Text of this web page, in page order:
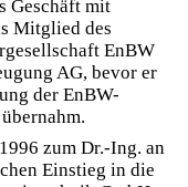
Geschäft mit
Mitglied des
EnBW
AG, bevor er
der EnBW-
zum Dr.-Ing. an
Einstieg in die